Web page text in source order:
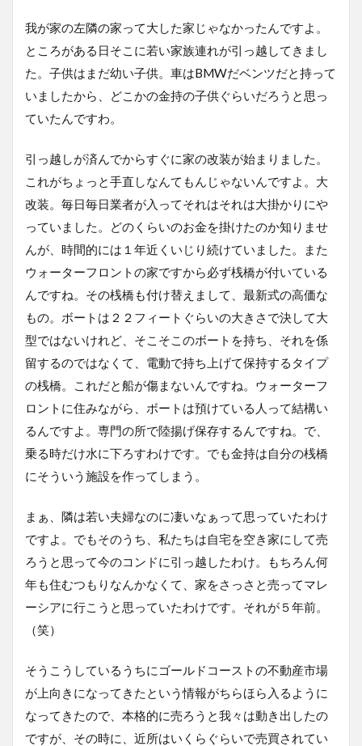
我が家の左隣の家って大した家じゃなかったんですよ。
ところがある日そこに若い家族連れが引っ越してきまし
た。子供はまだ幼い子供。車はBMWだベンツだと持って
いましたから、どこかの金持の子供ぐらいだろうと思っ
ていたんですわ。
引っ越しが済んでからすぐに家の改装が始まりました。
これがちょっと手直しなんてもんじゃないんですよ。大
改装。毎日毎日業者が入ってそれはそれは大掛かりにや
っていました。どのくらいのお金を掛けたのか知りませ
んが、時間的には１年近くいじり続けていました。また
ウォーターフロントの家ですから必ず桟橋が付いている
んですね。その桟橋も付け替えまして、最新式の高価な
もの。ボートは２２フィートぐらいの大きさで決して大
型ではないけれど、そこそこのボートを持ち、それを係
留するのではなくて、電動で持ち上げて保持するタイプ
の桟橋。これだと船が傷まないんですね。ウォーターフ
ロントに住みながら、ボートは預けている人って結構い
るんですよ。専門の所で陸揚げ保存するんですね。で、
乗る時だけ水に下ろすわけです。でも金持は自分の桟橋
にそういう施設を作ってしまう。
まぁ、隣は若い夫婦なのに凄いなぁって思っていたわけ
ですよ。でもそのうち、私たちは自宅を空き家にして売
ろうと思って今のコンドに引っ越したわけ。もちろん何
年も住むつもりなんかなくて、家をさっさと売ってマレ
ーシアに行こうと思っていたわけです。それが５年前。
（笑）
そうこうしているうちにゴールドコーストの不動産市場
が上向きになってきたという情報がちらほら入るように
なってきたので、本格的に売ろうと我々は動き出したの
ですが、その時に、近所はいくらぐらいで売買されてい